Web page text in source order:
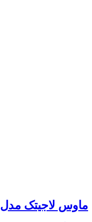
ماوس لاجیتک مدل M100